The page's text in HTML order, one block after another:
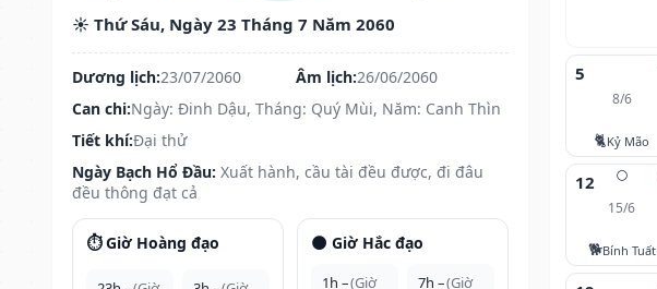
☀️ Thứ Sáu, Ngày 23 Tháng 7 Năm 2060
Dương lịch:23/07/2060 Âm lịch:26/06/2060
Can chi:Ngày: Đinh Dậu, Tháng: Quý Mùi, Năm: Canh Thìn
Tiết khí:Đại thử
Ngày Bạch Hổ Đầu: Xuất hành, cầu tài đều được, đi đâu
đều thông đạt cả
⏱️ Giờ Hoàng đạo 🌑 Giờ Hắc đạo
1h –(Giờ
7h –(Giờ
5
8/6
🐈Kỷ Mão
🌕
12
15/6
🐕Bính Tuất